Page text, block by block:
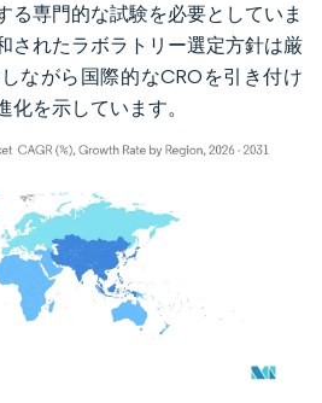
る専門的な試験を必要としていま
されたラボラトリー選定方針は厳
ながら国際的なCROを引き付け
を示しています。